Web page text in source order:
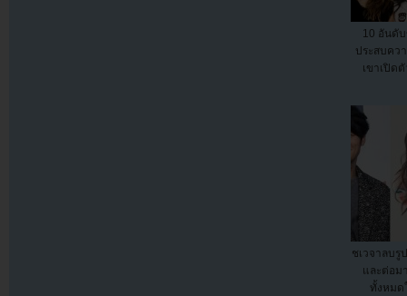
10 อันดั
ประสบคว
เขาเปิด
ชเวจาลบรู
และต่อม
ทั้งหมด